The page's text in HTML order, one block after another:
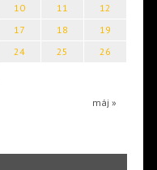
máj »
10 11
12
17 18
19
24 25
26